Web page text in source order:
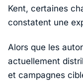
Kent, certaines
constatent une
Alors que les
actuellement
et campagnes